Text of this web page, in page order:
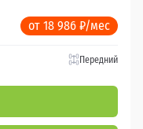
от 18 986 ₽/мес
Передний